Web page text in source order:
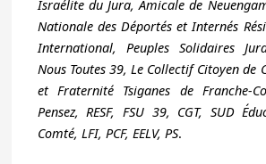
Israélite du Jura, Amicale de
Nationale des Déportés et Internés
International, Peuples Solidaires
Nous Toutes 39, Le Collectif Citoyen de
et Fraternité Tsiganes de Franche-
Pensez, RESF, FSU 39, CGT, SUD
Comté, LFI, PCF, EELV, PS.